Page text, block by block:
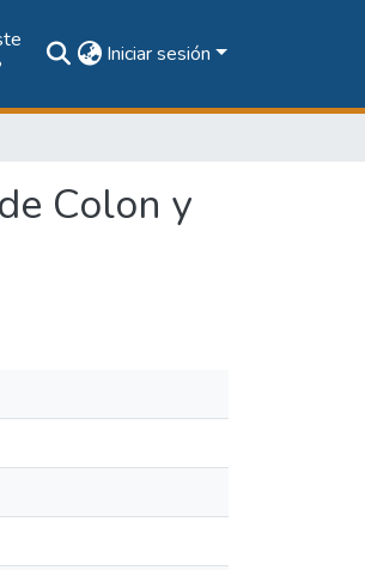
Iniciar sesión
Colon y